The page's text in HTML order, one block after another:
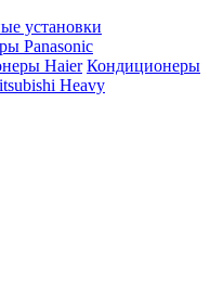
установки
Panasonic
Haier Кондиционеры
Heavy